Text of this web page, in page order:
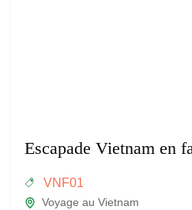
Escapade Vietnam en
VNF01
Voyage au Vietnam